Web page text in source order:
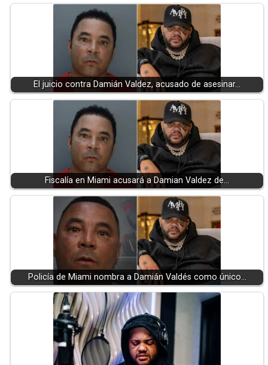
El juicio contra Damián Valdez, acusado de asesinar…
Fiscalía en Miami acusará a Damian Valdez de…
Policía de Miami nombra a Damián Valdés como único…